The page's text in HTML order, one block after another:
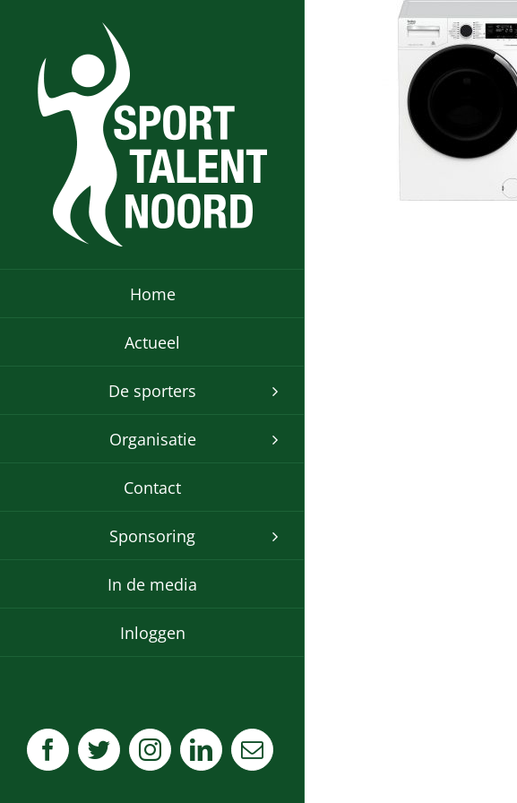
inhoud
Home
Actueel
De sporters
Organisatie
Contact
Sponsoring
In de media
Inloggen
Facebook
TwitterInstagramLinkedIn
E-